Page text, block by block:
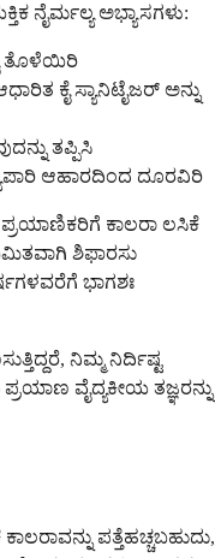
ನೈರ್ಮಲ್ಯ ಅಭ್ಯಾಸಗಳು:
ತೊಳೆಯಿರಿ
ಕೈ ಸ್ಯಾನಿಟೈಜರ್ ಅನ್ನು
ತಪ್ಪಿಸಿ
ಆಹಾರದಿಂದ ದೂರವಿರಿ
ಕಾಲರಾ ಲಸಿಕೆ
ಶಿಫಾರಸು
ಭಾಗಶಃ
ನಿಮ್ಮ ನಿರ್ದಿಷ್ಟ
ವೈದ್ಯಕೀಯ ತಜ್ಞರನ್ನು
ಪತ್ತೆಹಚ್ಚಬಹುದು,